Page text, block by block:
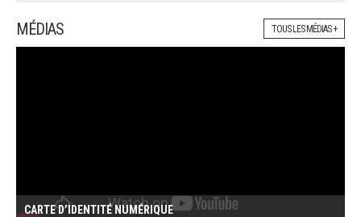
MÉDIAS TOUS LES MÉDIAS +
CARTE D’IDENTITÉ NUMÉRIQUE